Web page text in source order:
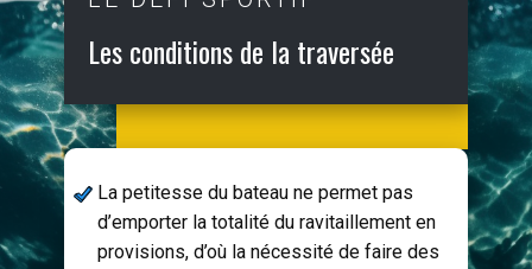
Les conditions de la traversée
La petitesse du bateau ne permet pas
d’emporter la totalité du ravitaillement en
provisions, d’où la nécessité de faire des